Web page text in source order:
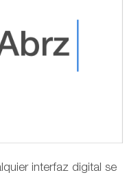
interfaz digital se